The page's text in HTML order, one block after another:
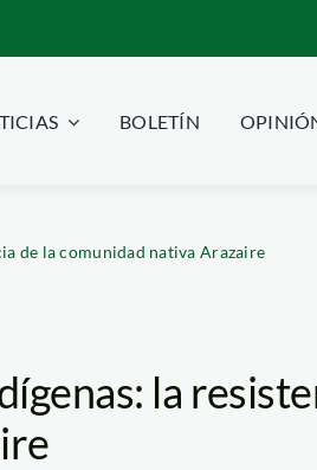
BOLETÍN
de la comunidad nativa Arazaire
la